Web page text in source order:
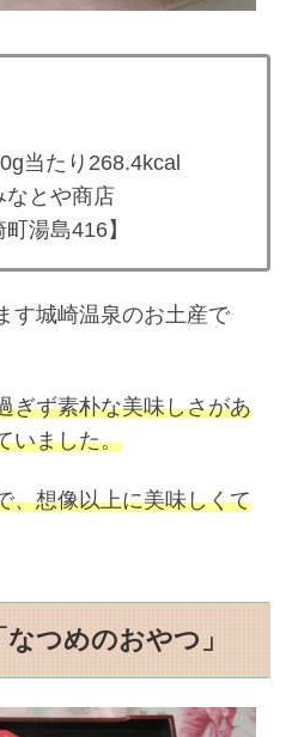
当たり268.4kcal
なとや商店
湯島416】
す城崎温泉のお土産で
ぎず素朴な美味しさがあ
いました。
、想像以上に美味しくて
つめのおやつ」